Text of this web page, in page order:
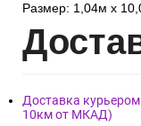
Размер: 1,04м х
Дост
Доставка
10км от МКАД)